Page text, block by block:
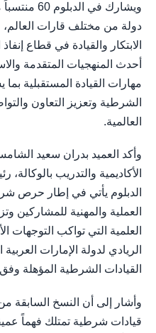
دولة من مختلف قارات
الابتكار والقيادة في قطاع
أحدث المنهجيات المتقدمة
مهارات القيادة المستقبلية
الشرطية وتعزيز التعاون
العالمية.
وأكد العميد بدران سعيد
الأكاديمية والتدريب
الدبلوم يأتي في إطار حرص
العملية والمهنية للمشاركين
العلمية التي تواكب التوجهات
الريادي لدولة الإمارات
القيادات الشرطية المؤهلة
وأشار إلى أن النسخ السابقة
قيادات شرطية تمتلك فهماً